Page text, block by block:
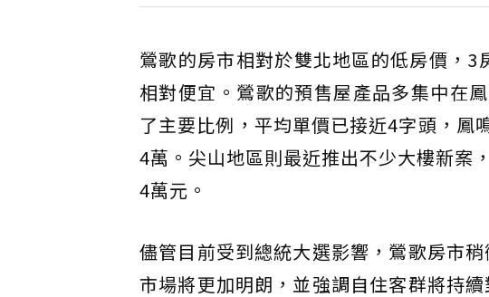
鶯歌的房市相對於雙北地區的低房價，3
相對便宜。鶯歌的預售屋產品多集中在
了主要比例，平均單價已接近4字頭，鳳
4萬。尖山地區則最近推出不少大樓新案
4萬元。
儘管目前受到總統大選影響，鶯歌房市
市場將更加明朗，並強調自住客群將持